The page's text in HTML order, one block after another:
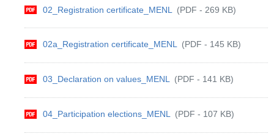
02_Registration certificate_MENL (PDF - 269 KB)
02a_Registration certificate_MENL (PDF - 145 KB)
03_Declaration on values_MENL (PDF - 141 KB)
04_Participation elections_MENL (PDF - 107 KB)